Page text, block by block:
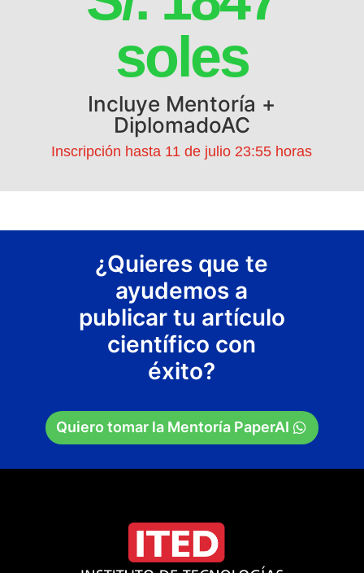
soles
Incluye Mentoría +
DiplomadoAC
Inscripción hasta 11 de julio 23:55 horas
¿Quieres que te
ayudemos a
publicar tu artículo
científico con
éxito?
Quiero tomar la Mentoría PaperAI